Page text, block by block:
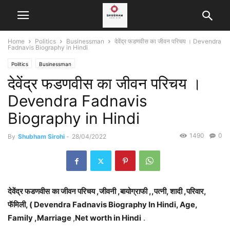
Home Politics Businessman
देवेंद्र फडणवीस का जीवन परिचय । Devendra
Fadnavis Biography in Hindi
Politics Businessman
देवेंद्र फडणवीस का जीवन परिचय ।
Devendra Fadnavis
Biography in Hindi
By Shubham Sirohi - 28/04/2022 0
1490
देवेंद्र फडणवीस का जीवन परिचय ,जीवनी ,बायोग्राफी ,,पत्नी, शादी ,परिवार,
फॅमिली, ( Devendra Fadnavis Biography In Hindi, Age,
Family ,Marriage ,Net worth in Hindi .